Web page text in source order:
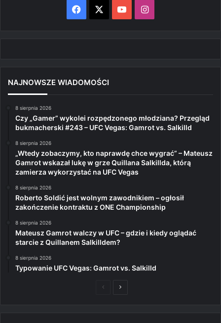
Facebook YouTubeInstagram
NAJNOWSZE WIADOMOŚCI
8 sierpnia 2026
Czy „Gamer” wykolei rozpędzonego młodziana? Przegląd
bukmacherski #243 – UFC Vegas: Gamrot vs. Salkilld
8 sierpnia 2026
„Wtedy zobaczymy, kto naprawdę chce wygrać” – Mateusz
Gamrot wskazał lukę w grze Quillana Salkillda, którą
zamierza wykorzystać na UFC Vegas
8 sierpnia 2026
Roberto Soldić jest wolnym zawodnikiem – ogłosił
zakończenie kontraktu z ONE Championship
8 sierpnia 2026
Mateusz Gamrot walczy w UFC – gdzie i kiedy oglądać
starcie z Quillanem Salkilldem?
8 sierpnia 2026
Typowanie UFC Vegas: Gamrot vs. Salkilld
PoprzedniaNastępna